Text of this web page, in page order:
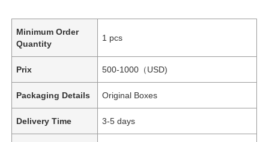
Minimum Order
Quantity
1 pcs
Prix 500-1000（USD)
Packaging Details Original Boxes
Delivery Time 3-5 days